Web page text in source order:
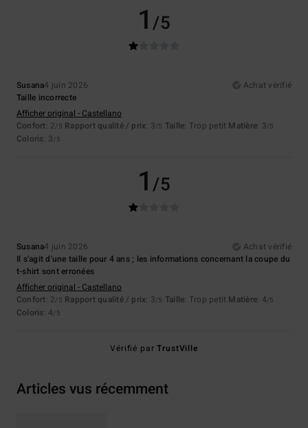
1/5
Susana4 juin 2026
Achat vérifié
Taille incorrecte
Afficher original - Castellano
Confort: 2/5 Rapport qualité / prix: 3/5 Taille: Trop petit Matière: 3/5
Coloris: 3/5
1/5
Susana4 juin 2026
Achat vérifié
Il s'agit d'une taille pour 4 ans ; les informations concernant la coupe du
t-shirt sont erronées
Afficher original - Castellano
Confort: 2/5 Rapport qualité / prix: 3/5 Taille: Trop petit Matière: 4/5
Coloris: 4/5
Vérifié parTrustVille
Articles vus récemment